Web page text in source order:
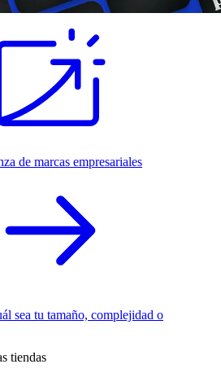
de marcas empresariales
sea tu tamaño, complejidad o
tiendas